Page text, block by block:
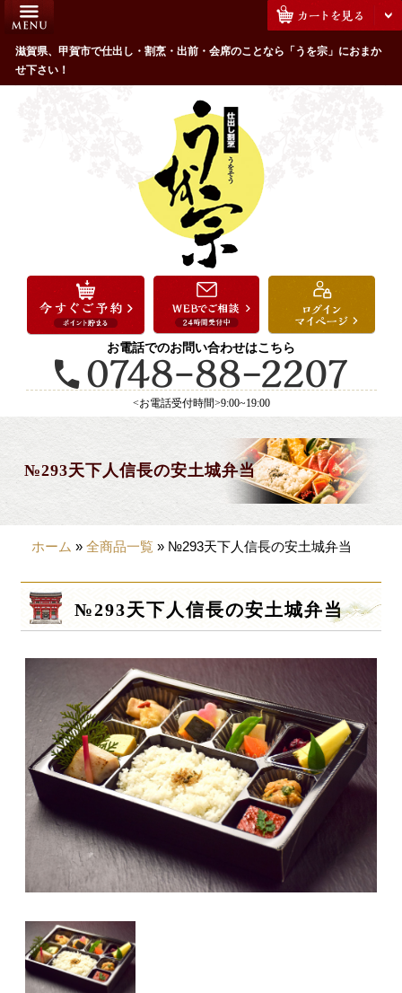
滋賀県、甲賀市で仕出し・割烹・出前・会席のことなら「うを宗」におまか
せ下さい！
お電話でのお問い合わせはこちら
<お電話受付時間>9:00~19:00
№293天下人信長の安土城弁当
HOME
うを宗のこだわり
配達エリア・注文方法
お祝い・ハレの日
法事・法要
接待・おもてなし
会議・セミナー弁当
製薬会社様向け
観光・行楽
価格から選ぶ
~999円
2,000~2,999円
3,000~3999円
4,000~7999円
8,000円~
食材から選ぶ
お肉メイン弁当
お野菜メイン弁当
旬の食材弁当
ホーム »全商品一覧 » №293天下人信長の安土城弁当
№293天下人信長の安土城弁当